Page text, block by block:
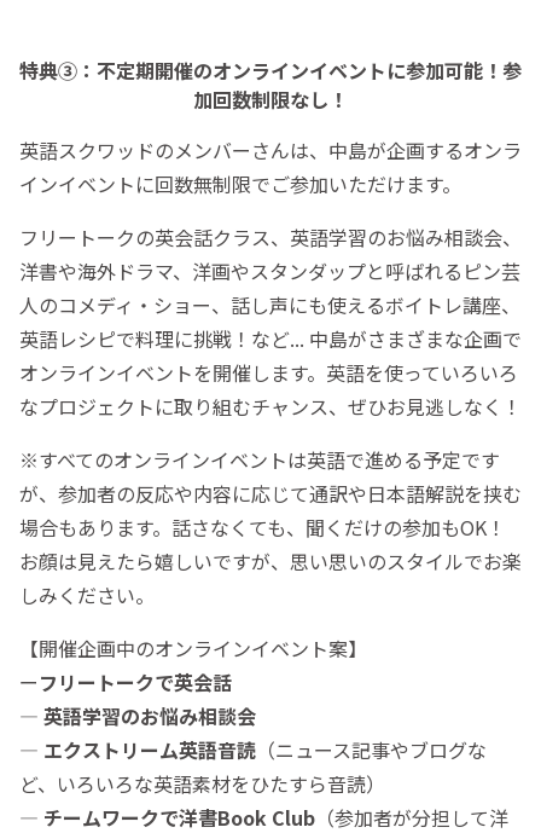
特典③：不定期開催のオンラインイベントに参加可能！参
加回数制限なし！
英語スクワッドのメンバーさんは、中島が企画するオンラ
インイベントに回数無制限でご参加いただけます。
フリートークの英会話クラス、英語学習のお悩み相談会、
洋書や海外ドラマ、洋画やスタンダップと呼ばれるピン芸
人のコメディ・ショー、話し声にも使えるボイトレ講座、
英語レシピで料理に挑戦！など... 中島がさまざまな企画で
オンラインイベントを開催します。英語を使っていろいろ
なプロジェクトに取り組むチャンス、ぜひお見逃しなく！
※すべてのオンラインイベントは英語で進める予定です
が、参加者の反応や内容に応じて通訳や日本語解説を挟む
場合もあります。話さなくても、聞くだけの参加もOK！
お顔は見えたら嬉しいですが、思い思いのスタイルでお楽
しみください。
【開催企画中のオンラインイベント案】
ーフリートークで英会話
― 英語学習のお悩み相談会
― エクストリーム英語音読 （ニュース記事やブログな
ど、いろいろな英語素材をひたすら音読）
― チームワークで洋書Book Club （参加者が分担して洋